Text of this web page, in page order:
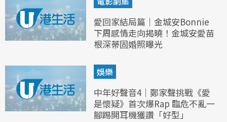
愛回家結局篇｜金城安Bonnie
下周感情走向揭曉！金城安愛苗
根深蒂固婚照曝光
娛樂
中年好聲音4｜鄭家聲挑戰《愛
是懷疑》首次爆Rap 臨危不亂一
腳踢開耳機獲讚「好型」